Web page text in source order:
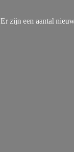
Er zijn een aantal